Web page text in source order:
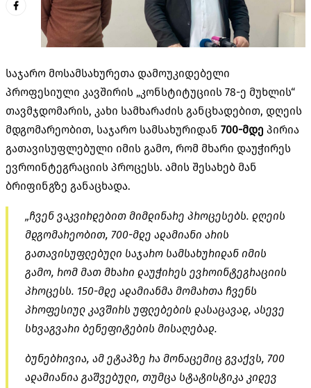
საჯარო მოსამსახურეთა დამოუკიდებელი
პროფესიული კავშირის „კონსტიტუციის 78-ე მუხლის“
თავმჯდომარის, კახი სამხარაძის განცხადებით, დღეის
მდგომარეობით, საჯარო სამსახურიდან 700-მდე პირია
გათავისუფლებული იმის გამო, რომ მხარი დაუჭირეს
ევროინტეგრაციის პროცესს. ამის შესახებ მან
ბრიფინგზე განაცხადა.
„ჩვენ ვაკვირდებით მიმდინარე პროცესებს. დღეის
მდგომარეობით, 700-მდე ადამიანი არის
გათავისუფლებული საჯარო სამსახურიდან იმის
გამო, რომ მათ მხარი დაუჭირეს ევროინტეგრაციის
პროცესს. 150-მდე ადამიანმა მომართა ჩვენს
პროფესიულ კავშირს უფლებების დასაცავად, ასევე
სხვაგვარი ბენეფიტების მისაღებად.
ბუნებრივია, ამ ეტაპზე რა მონაცემიც გვაქვს, 700
ადამიანია გაშვებული, თუმცა სტატისტიკა კიდევ